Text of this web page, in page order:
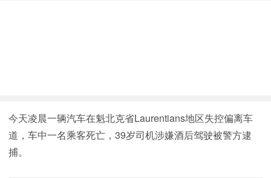
今天凌晨一辆汽车在魁北克省Laurentians地区失控偏离车
道，车中一名乘客死亡，39岁司机涉嫌酒后驾驶被警方逮
捕。